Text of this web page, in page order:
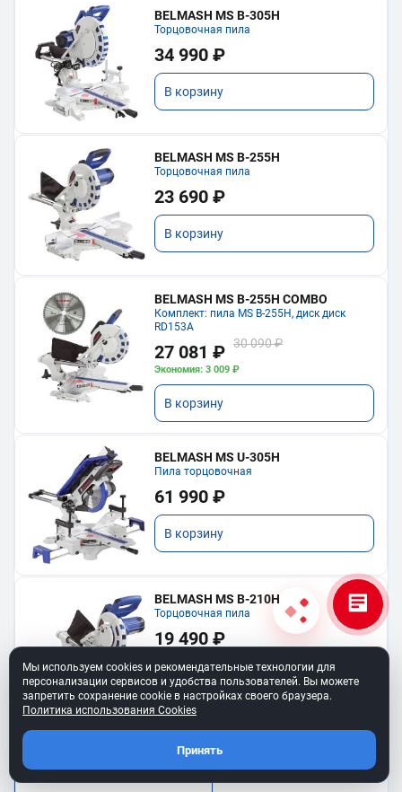
BELMASH MS B-305H
Торцовочная пила
34 990 ₽
В корзину
BELMASH MS B-255H
Торцовочная пила
23 690 ₽
В корзину
BELMASH MS B-255H COMBO
Комплект: пила MS B-255H, диск диск
RD153A
27 081 ₽ 30 090 ₽
Экономия: 3 009 ₽
В корзину
BELMASH MS U-305H
Пила торцовочная
61 990 ₽
В корзину
BELMASH MS B-210H
Торцовочная пила
19 490 ₽
В корзину
Мы используем cookies и рекомендательные технологии для
персонализации сервисов и удобства пользователей. Вы можете
запретить сохранение cookie в настройках своего браузера.
Политика использования Cookies
Принять